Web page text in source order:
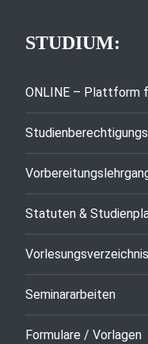
STUDIUM:
ONLINE – Plattform
Statuten &
Vorlesungsverzeichnis
Seminararbeiten
Formulare / Vorlagen